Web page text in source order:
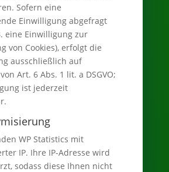
Sofern eine
Einwilligung abgefragt
eine Einwilligung zur
von Cookies), erfolgt die
ausschließlich auf
Art. 6 Abs. 1 lit. a DSGVO;
ist jederzeit
WP Statistics mit
IP. Ihre IP-Adresse wird
sodass diese Ihnen nicht